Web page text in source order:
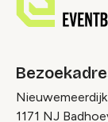
1171 NJ